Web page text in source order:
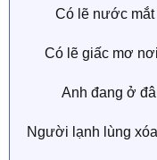
Có lẽ nước mắt
Có lẽ giấc mơ
Anh đang ở
Người lạnh lùng